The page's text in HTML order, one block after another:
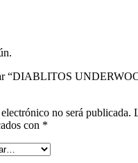
“DIABLITOS
no será publicada.
con *